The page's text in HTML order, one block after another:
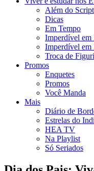
Além do Script
Dicas
Em Tempo
Imperdível em
Imperdível
Troca de
Promos
Enquetes
Promos
Você Manda
Mais
Diário de
Estrelas do
HEA TV
Na Playlist
Só Seriados